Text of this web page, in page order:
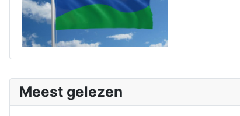
Meest gelezen